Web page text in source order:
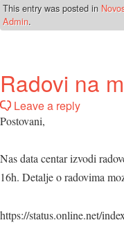
This entry was posted in
Admin.
Radovi na
Leave a reply
Postovani,
Nas data centar izvodi
16h. Detalje o radovima
https://status.online.net/